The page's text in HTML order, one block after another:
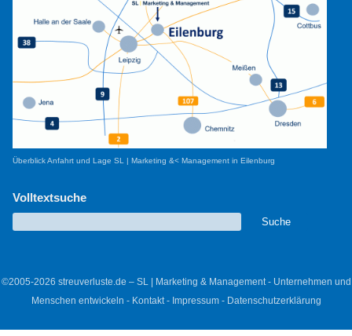
Überblick Anfahrt und Lage SL | Marketing &< Management in Eilenburg
Volltextsuche
©2005-2026 streuverluste.de – SL | Marketing & Management - Unternehmen und
Menschen entwickeln - Kontakt- Impressum- Datenschutzerklärung